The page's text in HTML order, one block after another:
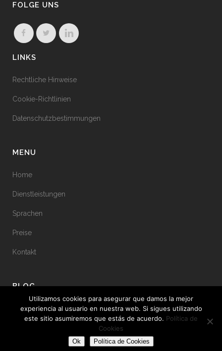
FOLGE UNS
LINKS
Rechtliche Hinweise
Cookie-Richtlinien
Datenschutzbestimmungen
MENU
Home
Dienstleistungen
Sprachen
Preise
Kontakt
BLOG
Kunden-Spotlight: LOVOO
1 September, 2020
Regnen Clouds immer und kann man alle Cookies?
Utilizamos cookies para asegurar que damos la mejor
experiencia al usuario en nuestra web. Si sigues utilizando
este sitio asumiremos que estás de acuerdo. Política de
Cookies
Ok Política de Cookies